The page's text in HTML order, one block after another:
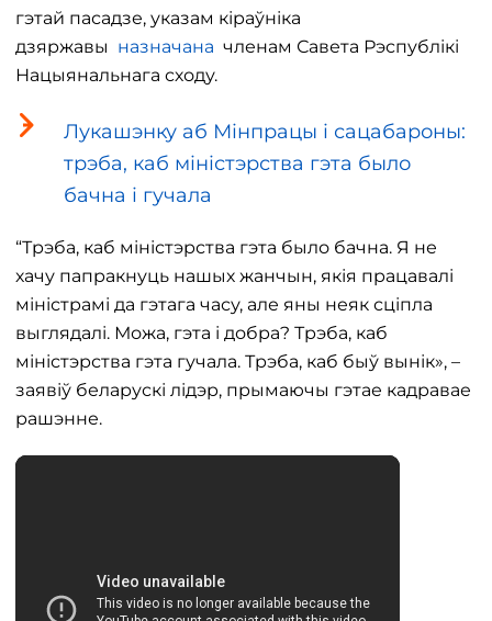
гэтай пасадзе, указам кіраўніка
дзяржавы назначана членам Савета Рэспублікі
Нацыянальнага сходу.
Лукашэнку аб Мінпрацы і сацабароны:
трэба, каб міністэрства гэта было
бачна і гучала
“Трэба, каб міністэрства гэта было бачна. Я не
хачу папракнуць нашых жанчын, якія працавалі
міністрамі да гэтага часу, але яны неяк сціпла
выглядалі. Можа, гэта і добра? Трэба, каб
міністэрства гэта гучала. Трэба, каб быў вынік», –
заявіў беларускі лідэр, прымаючы гэтае кадравае
рашэнне.